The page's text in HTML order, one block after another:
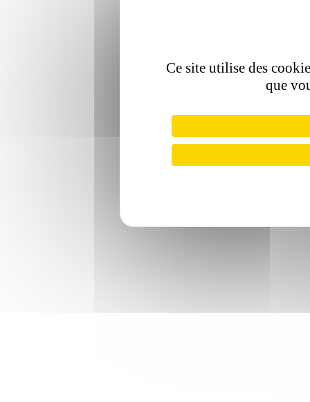
Ce site utilise des
que